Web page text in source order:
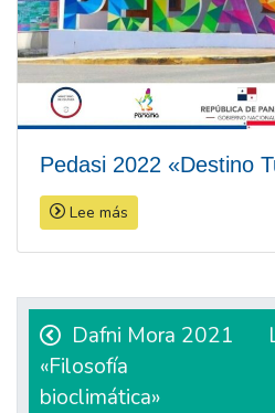
Pedasi 2022 «Destino
Lee más
Navegación
de
entradas
Dafni Mora 2021
«Filosofía
bioclimática»